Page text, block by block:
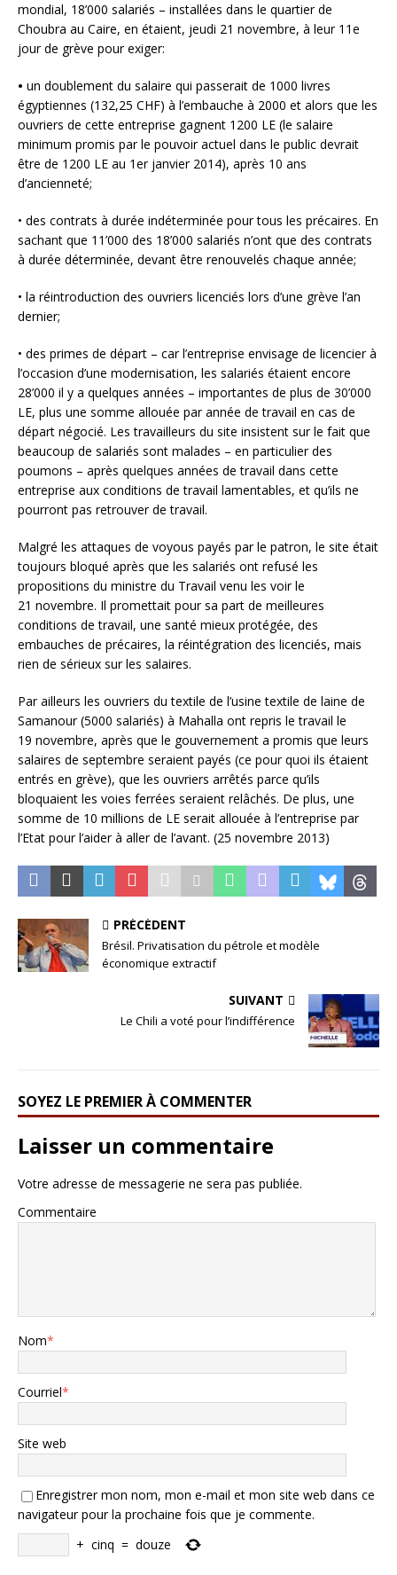
mondial, 18’000 salariés – installées dans le quartier de
Choubra au Caire, en étaient, jeudi 21 novembre, à leur 11e
jour de grève pour exiger:
• un doublement du salaire qui passerait de 1000 livres
égyptiennes (132,25 CHF) à l’embauche à 2000 et alors que les
ouvriers de cette entreprise gagnent 1200 LE (le salaire
minimum promis par le pouvoir actuel dans le public devrait
être de 1200 LE au 1er janvier 2014), après 10 ans
d’ancienneté;
• des contrats à durée indéterminée pour tous les précaires. En
sachant que 11’000 des 18’000 salariés n’ont que des contrats
à durée déterminée, devant être renouvelés chaque année;
• la réintroduction des ouvriers licenciés lors d’une grève l’an
dernier;
• des primes de départ – car l’entreprise envisage de licencier à
l’occasion d’une modernisation, les salariés étaient encore
28’000 il y a quelques années – importantes de plus de 30’000
LE, plus une somme allouée par année de travail en cas de
départ négocié. Les travailleurs du site insistent sur le fait que
beaucoup de salariés sont malades – en particulier des
poumons – après quelques années de travail dans cette
entreprise aux conditions de travail lamentables, et qu’ils ne
pourront pas retrouver de travail.
Malgré les attaques de voyous payés par le patron, le site était
toujours bloqué après que les salariés ont refusé les
propositions du ministre du Travail venu les voir le
21 novembre. Il promettait pour sa part de meilleures
conditions de travail, une santé mieux protégée, des
embauches de précaires, la réintégration des licenciés, mais
rien de sérieux sur les salaires.
Par ailleurs les ouvriers du textile de l’usine textile de laine de
Samanour (5000 salariés) à Mahalla ont repris le travail le
19 novembre, après que le gouvernement a promis que leurs
salaires de septembre seraient payés (ce pour quoi ils étaient
entrés en grève), que les ouvriers arrêtés parce qu’ils
bloquaient les voies ferrées seraient relâchés. De plus, une
somme de 10 millions de LE serait allouée à l’entreprise par
l’Etat pour l’aider à aller de l’avant. (25 novembre 2013)
PRÉCÉDENT
Brésil. Privatisation du pétrole et modèle
économique extractif
SUIVANT
Le Chili a voté pour l’indifférence
SOYEZ LE PREMIER À COMMENTER
Laisser un commentaire
Votre adresse de messagerie ne sera pas publiée.
Commentaire
Nom*
Courriel*
Site web
Enregistrer mon nom, mon e-mail et mon site web dans ce
navigateur pour la prochaine fois que je commente.
+ cinq = douze